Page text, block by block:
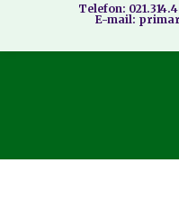
Telefon:
E-mail: